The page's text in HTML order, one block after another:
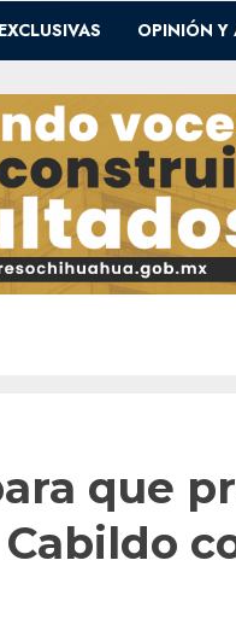
EXCLUSIVAS OPINIÓN Y
que